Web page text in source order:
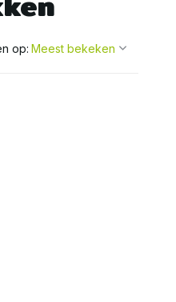
Account
op: